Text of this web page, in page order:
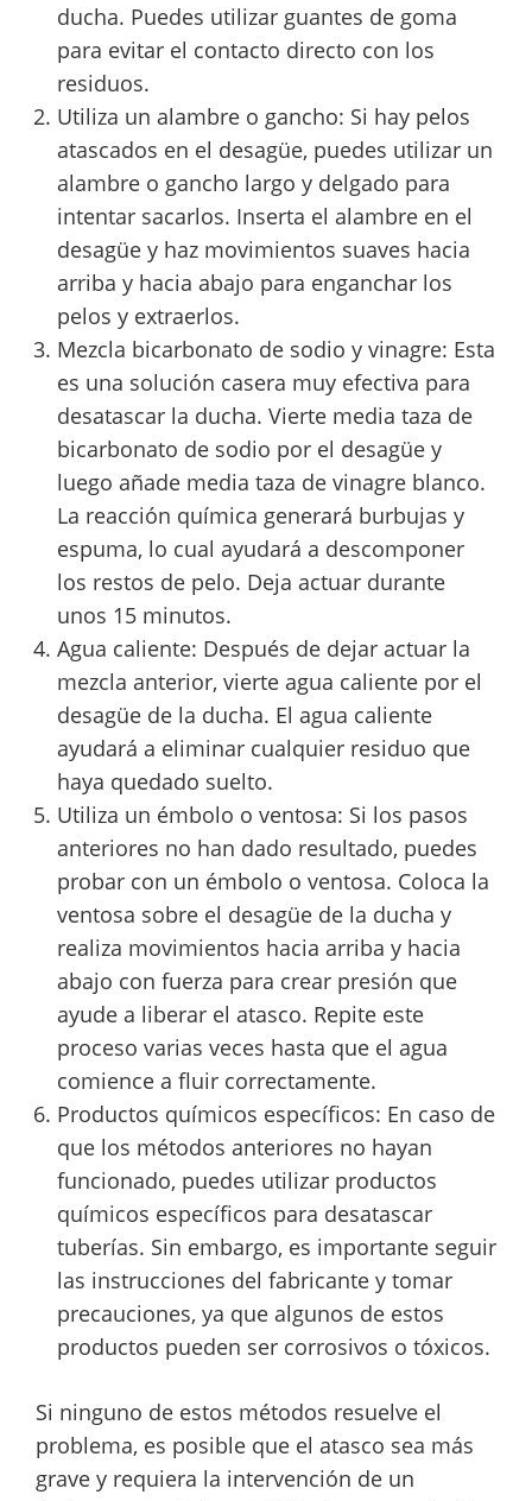
ducha. Puedes utilizar guantes de goma
para evitar el contacto directo con los
residuos.
Utiliza un alambre o gancho: Si hay pelos
atascados en el desagüe, puedes utilizar un
alambre o gancho largo y delgado para
intentar sacarlos. Inserta el alambre en el
desagüe y haz movimientos suaves hacia
arriba y hacia abajo para enganchar los
pelos y extraerlos.
Mezcla bicarbonato de sodio y vinagre: Esta
es una solución casera muy efectiva para
desatascar la ducha. Vierte media taza de
bicarbonato de sodio por el desagüe y
luego añade media taza de vinagre blanco.
La reacción química generará burbujas y
espuma, lo cual ayudará a descomponer
los restos de pelo. Deja actuar durante
unos 15 minutos.
Agua caliente: Después de dejar actuar la
mezcla anterior, vierte agua caliente por el
desagüe de la ducha. El agua caliente
ayudará a eliminar cualquier residuo que
haya quedado suelto.
Utiliza un émbolo o ventosa: Si los pasos
anteriores no han dado resultado, puedes
probar con un émbolo o ventosa. Coloca la
ventosa sobre el desagüe de la ducha y
realiza movimientos hacia arriba y hacia
abajo con fuerza para crear presión que
ayude a liberar el atasco. Repite este
proceso varias veces hasta que el agua
comience a fluir correctamente.
Productos químicos específicos: En caso de
que los métodos anteriores no hayan
funcionado, puedes utilizar productos
químicos específicos para desatascar
tuberías. Sin embargo, es importante seguir
las instrucciones del fabricante y tomar
precauciones, ya que algunos de estos
productos pueden ser corrosivos o tóxicos.
Si ninguno de estos métodos resuelve el
problema, es posible que el atasco sea más
grave y requiera la intervención de un